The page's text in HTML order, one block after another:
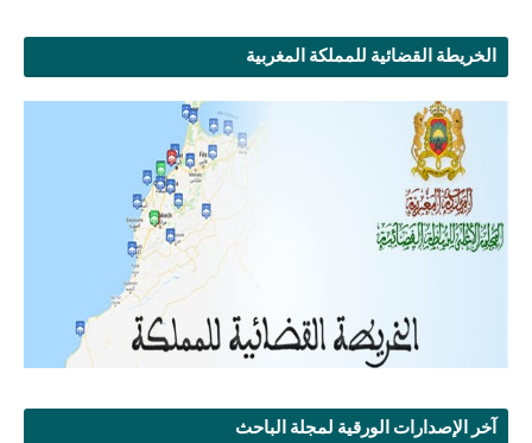
الخريطة القضائية للمملكة المغربية
آخر الإصدارات الورقية لمجلة الباحث